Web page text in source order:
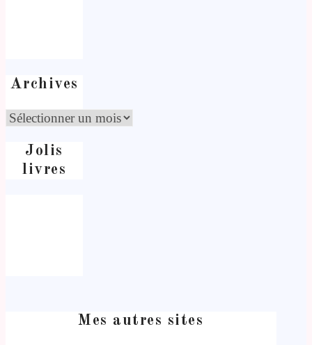
Archives
Jolis
livres
Mes autres sites